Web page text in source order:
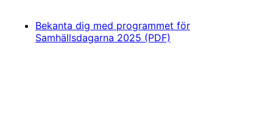
Bekanta dig med programmet för
Samhällsdagarna 2025 (PDF)